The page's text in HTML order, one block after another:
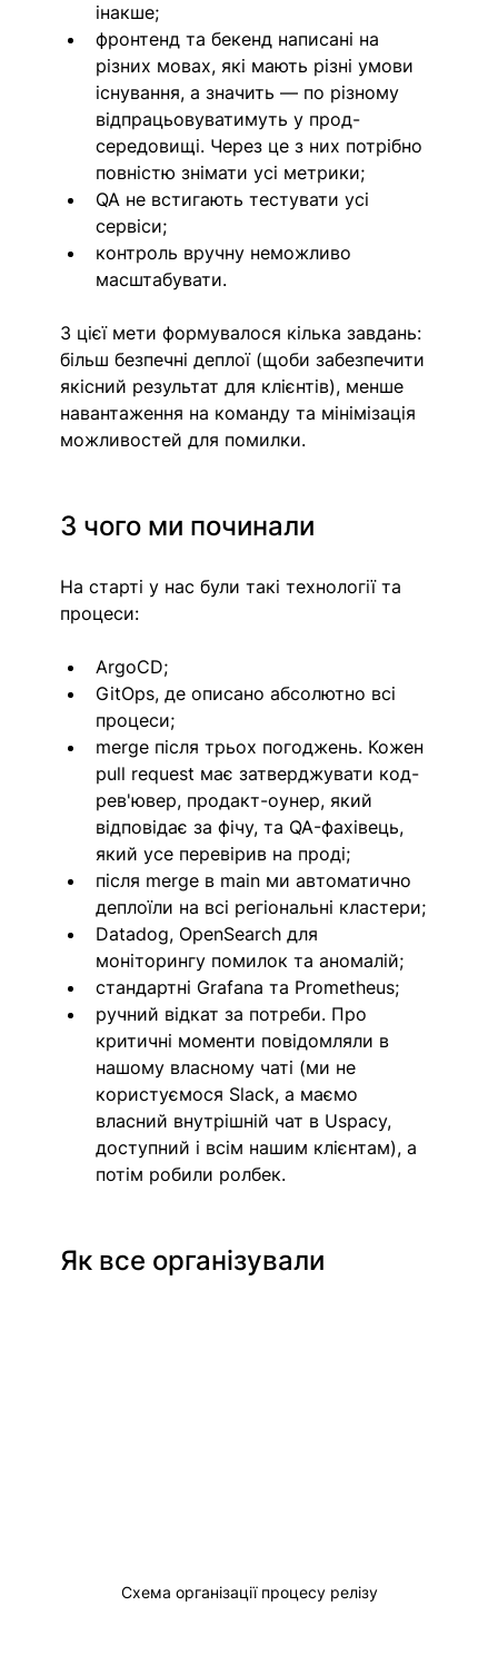
інакше;
фронтенд та бекенд написані на
різних мовах, які мають різні умови
існування, а значить — по різному
відпрацьовуватимуть у прод-
середовищі. Через це з них потрібно
повністю знімати усі метрики;
QA не встигають тестувати усі
сервіси;
контроль вручну неможливо
масштабувати.
З цієї мети формувалося кілька завдань:
більш безпечні деплої (щоби забезпечити
якісний результат для клієнтів), менше
навантаження на команду та мінімізація
можливостей для помилки.
З чого ми починали
На старті у нас були такі технології та
процеси:
ArgoCD;
GitOps, де описано абсолютно всі
процеси;
merge після трьох погоджень. Кожен
pull request має затверджувати код-
рев'ювер, продакт-оунер, який
відповідає за фічу, та QA-фахівець,
який усе перевірив на проді;
після merge в main ми автоматично
деплоїли на всі регіональні кластери;
Datadog, OpenSearch для
моніторингу помилок та аномалій;
стандартні Grafana та Prometheus;
ручний відкат за потреби. Про
критичні моменти повідомляли в
нашому власному чаті (ми не
користуємося Slack, а маємо
власний внутрішній чат в Uspacy,
доступний і всім нашим клієнтам), а
потім робили ролбек.
Як все організували
Схема організації процесу релізу